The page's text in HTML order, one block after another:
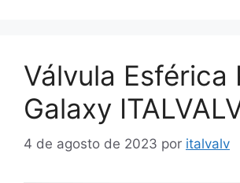
Válvula Esférica
Galaxy
4 de agosto de 2023 por italvalv